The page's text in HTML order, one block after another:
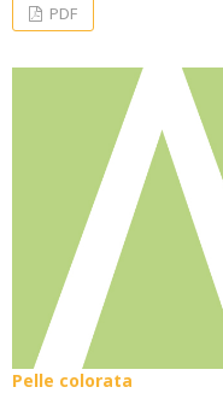
PDF
Pelle colorata